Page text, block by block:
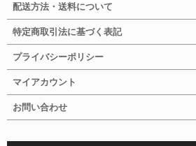
配送方法・送料について
特定商取引法に基づく表記
プライバシーポリシー
マイアカウント
お問い合わせ